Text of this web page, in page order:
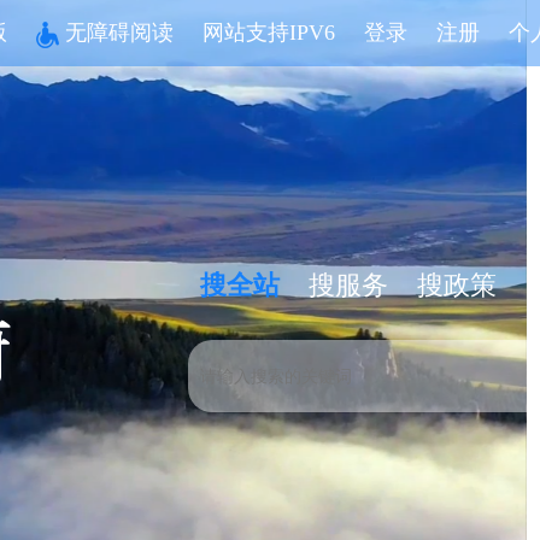
无障碍阅读 网站支持IPV6 登录 注册 个
搜全站 搜服务 搜政策